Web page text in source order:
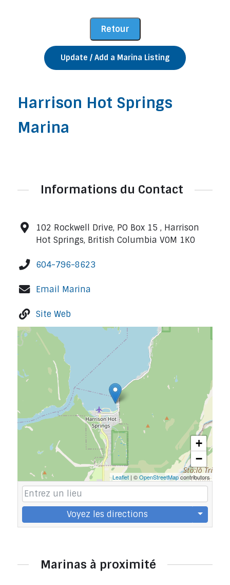
Update / Add a Marina Listing
Harrison Hot Springs
Marina
Informations du Contact
102 Rockwell Drive, PO Box 15 , Harrison
Hot Springs, British Columbia V0M 1K0
604-796-8623
Email Marina
Site Web
+
−
Leaflet | ©OpenStreetMapcontributors
Voyez les directions
Marinas à proximité